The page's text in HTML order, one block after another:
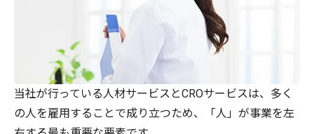
当社が行っている人材サービスとCROサービスは、多く
の人を雇用することで成り立つため、「人」が事業を左